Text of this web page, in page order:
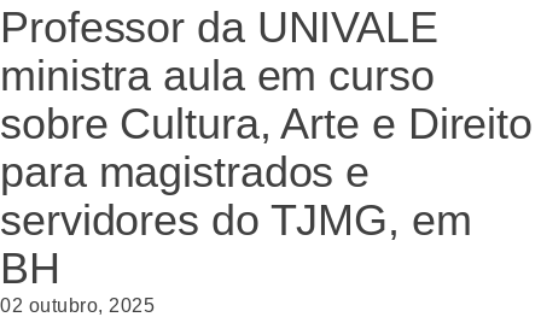
Professor da UNIVALE
ministra aula em curso
sobre Cultura, Arte e Direito
para magistrados e
servidores do TJMG, em
BH
02 outubro, 2025